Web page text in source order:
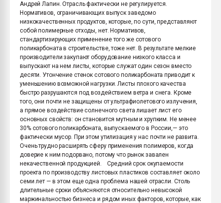
Андрей Лапин. Отрасль фактически не регулируется.
Нормативов, ограничивающих выпуск заведомо
низкокачественных продуктов, которые, по сути, представляют
собой полимерные отходы, нет. Нормативов,
стандартизирующих применение того же сотового
поликарбоната в строительстве, тоже нет. В результате мелкие
производители закупают оборудование низкого класса и
выпускают на нем листы, которые служат один сезон вместо
десяти. Утончение стенок сотового поликарбоната приводит к
уменьшению возможной нагрузки. Листы плохого качества
быстро разрушаются под воздействием ветра и снега. Кроме
того, они почти не защищены от ультрафиолетового излучения,
а прямое воздействие солнечного света лишает лист его
основных свойств: он становится мутным и хрупким. Не менее
30% сотового поликарбоната, выпускаемого в России,— это
фактически мусор. При этом утилизация у нас почти не развита.
Очень трудно расширять сферу применения полимеров, когда
доверие к ним подорвано, потому что рынок завален
некачественной продукцией. Средний срок окупаемости
проекта по производству листовых пластиков составляет около
семи лет — в этом еще одна проблема нашей отрасли. Столь
длительные сроки объясняются относительно невысокой
маржинальностью бизнеса и рядом иных факторов, которые, как